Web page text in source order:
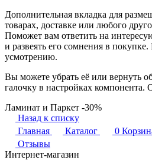
Дополнительная вкладка для
товарах, доставке или любого
Поможет вам ответить на
и развеять его сомнения в
усмотрению.
Вы можете убрать её или вернуть
галочку в настройках компонента.
Ламинат и Паркет -30%
Назад к списку
Главная
Каталог 0
Отзывы
Интернет-магазин